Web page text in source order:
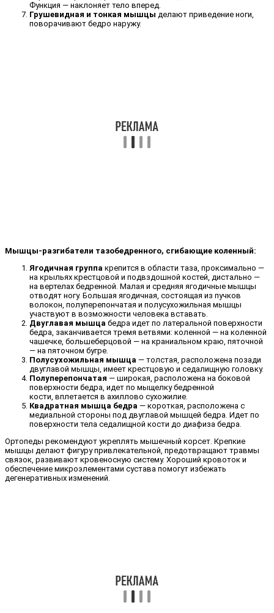
Функция — наклоняет тело вперед.
Грушевидная и тонкая мышцы делают приведение ноги,
поворачивают бедро наружу.
Мышцы-разгибатели тазобедренного, сгибающие коленный:
Ягодичная группа крепится в области таза, проксимально —
на крыльях крестцовой и подвздошной костей, дистально —
на вертелах бедренной. Малая и средняя ягодичные мышцы
отводят ногу. Большая ягодичная, состоящая из пучков
волокон, полуперепончатая и полусухожильная мышцы
участвуют в возможности человека вставать.
Двуглавая мышца бедра идет по латеральной поверхности
бедра, заканчивается тремя ветвями: коленной — на коленной
чашечке, большеберцовой — на краниальном краю, пяточной
— на пяточном бугре.
Полусухожильная мышца — толстая, расположена позади
двуглавой мышцы, имеет крестцовую и седалищную головку.
Полуперепончатая — широкая, расположена на боковой
поверхности бедра, идет по мыщелку бедренной
кости, вплетается в ахиллово сухожилие.
Квадратная мышца бедра — короткая, расположена с
медиальной стороны под двуглавой мышцей бедра. Идет по
поверхности тела седалищной кости до диафиза бедра.
Ортопеды рекомендуют укреплять мышечный корсет. Крепкие
мышцы делают фигуру привлекательной, предотвращают травмы
связок, развивают кровеносную систему. Хороший кровоток и
обеспечение микроэлементами сустава помогут избежать
дегенеративных изменений.